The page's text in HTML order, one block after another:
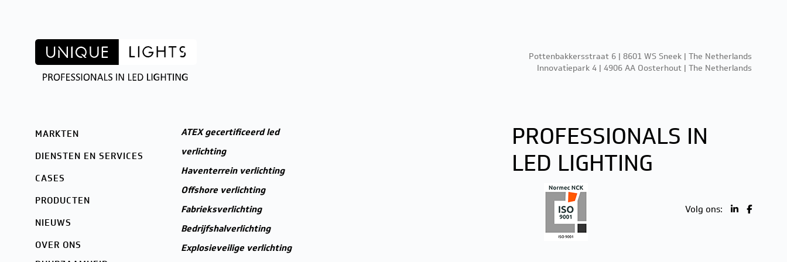
Pottenbakkersstraat 6 | 8601 WS Sneek | The Netherlands
Innovatiepark 4 | 4906 AA Oosterhout | The Netherlands
MARKTEN
DIENSTEN EN SERVICES
CASES
PRODUCTEN
NIEUWS
OVER ONS
ATEX gecertificeerd led
verlichting
Haventerrein verlichting
Offshore verlichting
Fabrieksverlichting
Bedrijfshalverlichting
Explosieveilige verlichting
PROFESSIONALS IN
LED LIGHTING
Volg ons: